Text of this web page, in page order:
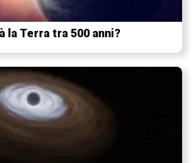
la Terra tra 500 anni?